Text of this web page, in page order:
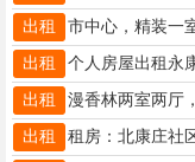
出租 市中心，精装一
出租
出租
出租